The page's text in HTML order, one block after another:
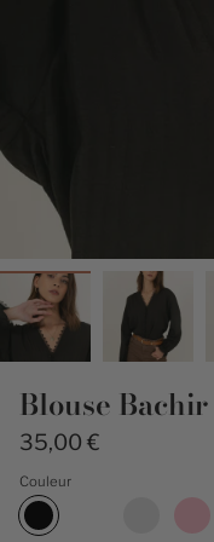
Blouse Bachir
35,00 €
Couleur
noir